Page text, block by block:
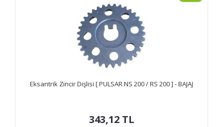
Eksantrik Zincir Dişlisi [ PULSAR NS 200 / RS 200 ] - BAJAJ
343,12 TL